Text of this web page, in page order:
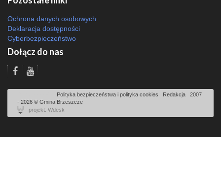
Ochrona danych osobowych
Deklaracja dostępności
Cyberbezpieczeństwo
Dołącz do nas
Polityka bezpieczeństwa i polityka cookies Redakcja
2007
- 2026 © Gmina Brzeszcze
projekt: Wdesk